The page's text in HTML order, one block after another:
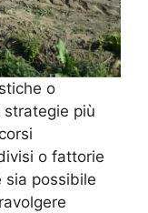
o
più
o fattorie
sia possibile